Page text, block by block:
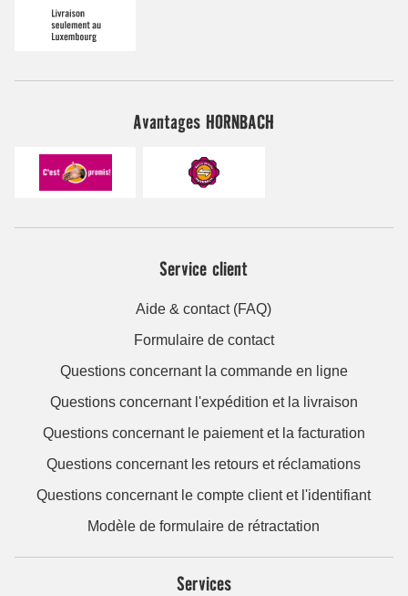
Avantages HORNBACH
Service client
Aide & contact (FAQ)
Formulaire de contact
Questions concernant la commande en ligne
Questions concernant l'expédition et la livraison
Questions concernant le paiement et la facturation
Questions concernant les retours et réclamations
Questions concernant le compte client et l'identifiant
Modèle de formulaire de rétractation
Services